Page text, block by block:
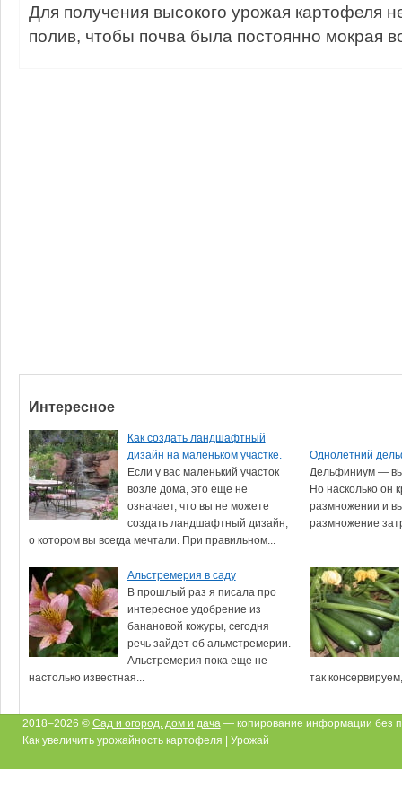
Для получения высокого урожая картофеля
полив, чтобы почва была постоянно мокрая
Интересное
Как создать ландшафтный
дизайн на маленьком участке.
Если у вас маленький участок
возле дома, это еще не
означает, что вы не можете
создать ландшафтный дизайн,
о котором вы всегда мечтали. При правильном...
Однолетний
Дельфиниум —
Но насколько он
размножении и
размножение
Альстремерия в саду
В прошлый раз я писала про
интересное удобрение из
банановой кожуры, сегодня
речь зайдет об альмстремерии.
Альстремерия пока еще не
настолько известная...
так
2018–2026 © Сад и огород, дом и дача — копирование информации без
Как увеличить урожайность картофеля | Урожай